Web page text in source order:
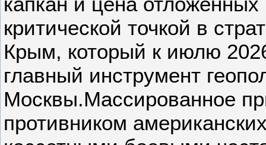
критической точкой в
Крым, который к июлю
главный инструмент
Москвы.Массированное
противником